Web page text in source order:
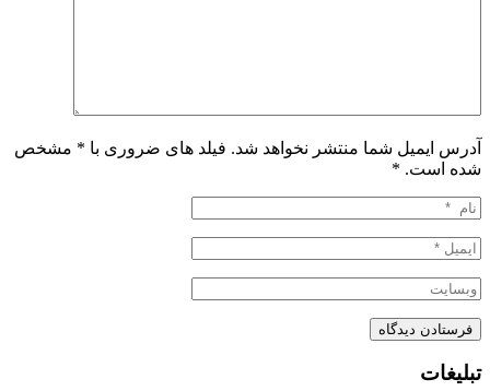
آدرس ایمیل شما منتشر نخواهد شد. فیلد های ضروری با * مشخص
شده است. *
تبلیغات